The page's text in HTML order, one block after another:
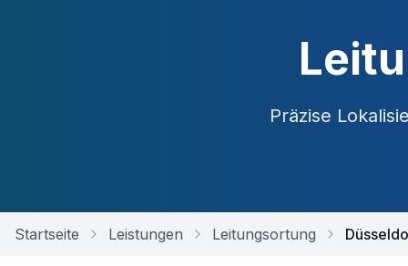
Präzise
Startseite Leistungen Leitungsortung